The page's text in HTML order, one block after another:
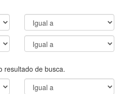
resultado de busca.